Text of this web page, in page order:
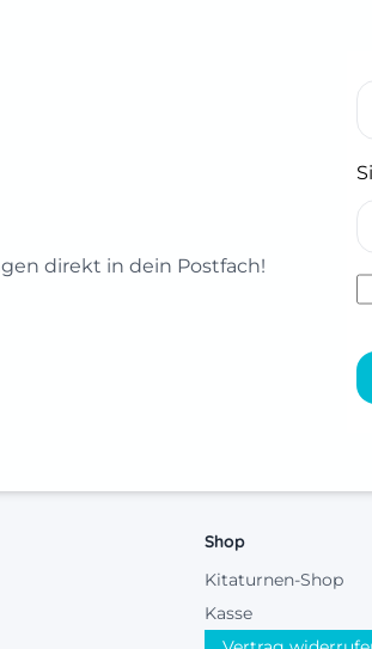
direkt in dein Postfach!
Shop
Kitaturnen-Shop
Kasse